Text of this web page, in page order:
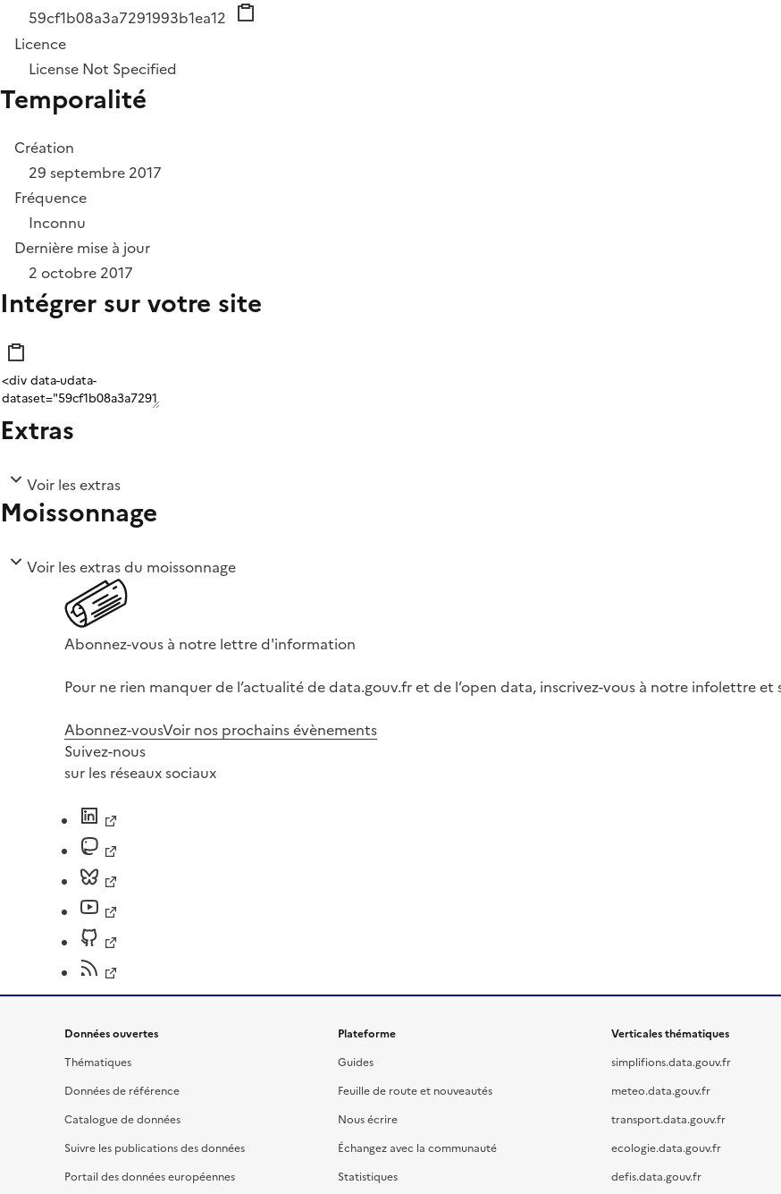
59cf1b08a3a7291993b1ea12
Licence
License Not Specified
Temporalité
Création
29 septembre 2017
Fréquence
Inconnu
Dernière mise à jour
2 octobre 2017
Intégrer sur votre site
Extras
Voir les extras
Moissonnage
Voir les extras du moissonnage
Abonnez-vous à notre lettre d'information
Pour ne rien manquer de l’actualité de data.gouv.fr et de l’open data, inscrivez-vous à notre infolettre et
Abonnez-vousVoir nos prochains évènements
Suivez-nous
sur les réseaux sociaux
Données ouvertes
Thématiques
Données de référence
Catalogue de données
Suivre les publications des données
Portail des données européennes
Plateforme
Guides
Feuille de route et nouveautés
Nous écrire
Échangez avec la communauté
Statistiques
Verticales thématiques
simplifions.data.gouv.fr
meteo.data.gouv.fr
transport.data.gouv.fr
ecologie.data.gouv.fr
defis.data.gouv.fr